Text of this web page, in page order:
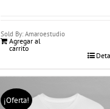
Sold By: Amaroestudio
Agregar al
carrito
¡Oferta!